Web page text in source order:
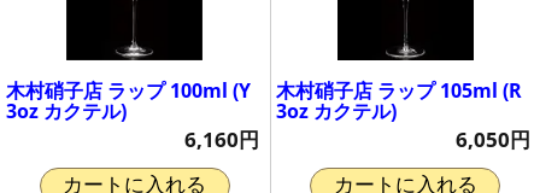
木村硝子店 ラップ 100ml (Y
3oz カクテル)
6,160円
カートに入れる
木村硝子店 ラップ 105ml (R
3oz カクテル)
6,050円
カートに入れる